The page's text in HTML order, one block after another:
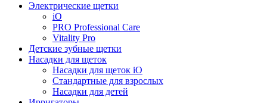
Электрические щетки
iO
PRO Professional Care
Vitality Pro
Детские зубные щетки
Насадки для щеток
Насадки для щеток iO
Стандартные для взрослых
Насадки для детей